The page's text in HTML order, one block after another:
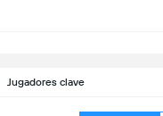
Jugadores clave